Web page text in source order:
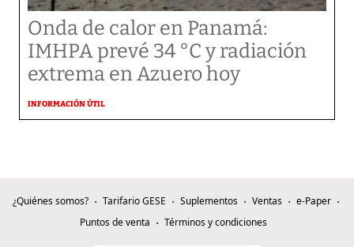
Onda de calor en Panamá:
IMHPA prevé 34 °C y radiación
extrema en Azuero hoy
INFORMACIÓN ÚTIL
¿Quiénes somos? Tarifario GESE Suplementos Ventas
e-Paper
Puntos de venta
Términos y condiciones